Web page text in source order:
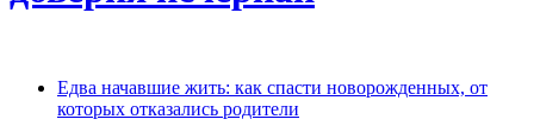
Едва начавшие жить: как спасти новорожденных, от
которых отказались родители